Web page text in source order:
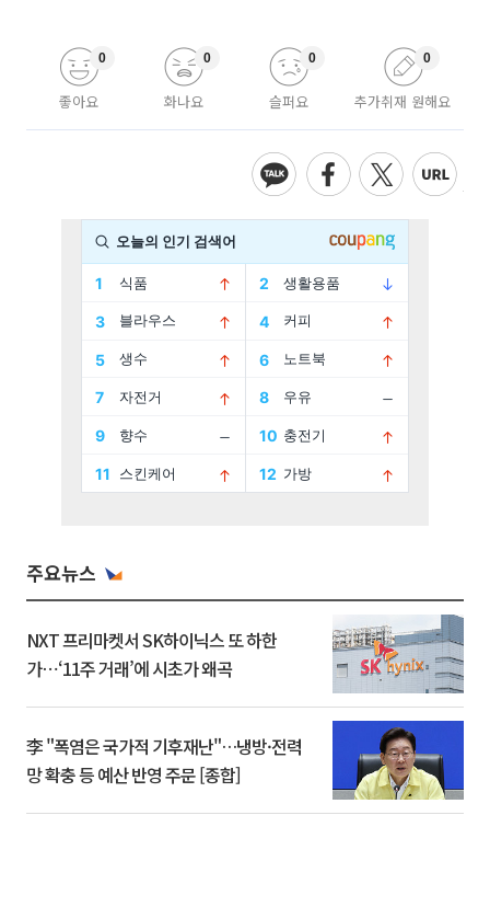
좋아요
0
화나요
0
슬퍼요
0
추가취재 원해요
0
주요뉴스
NXT 프리마켓서 SK하이닉스 또 하한
가⋯‘11주 거래’에 시초가 왜곡
李 "폭염은 국가적 기후재난"…냉방·전력
망 확충 등 예산 반영 주문 [종합]